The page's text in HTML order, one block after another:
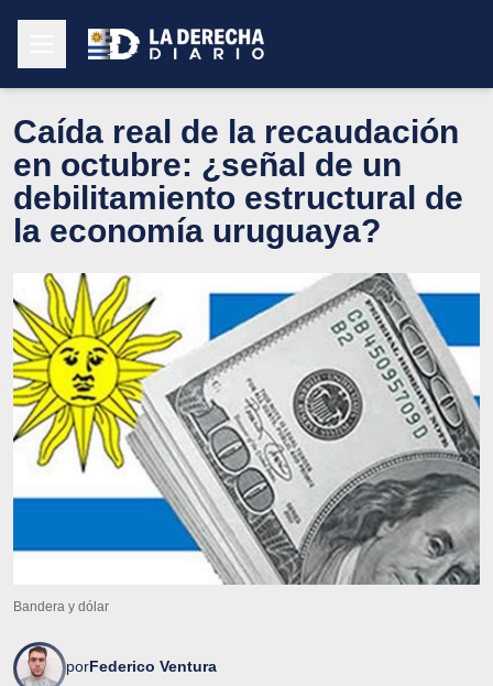
Caída real de la recaudación
en octubre: ¿señal de un
debilitamiento estructural de
la economía uruguaya?
Bandera y dólar
porFederico Ventura